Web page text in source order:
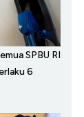
SPBU RI
6